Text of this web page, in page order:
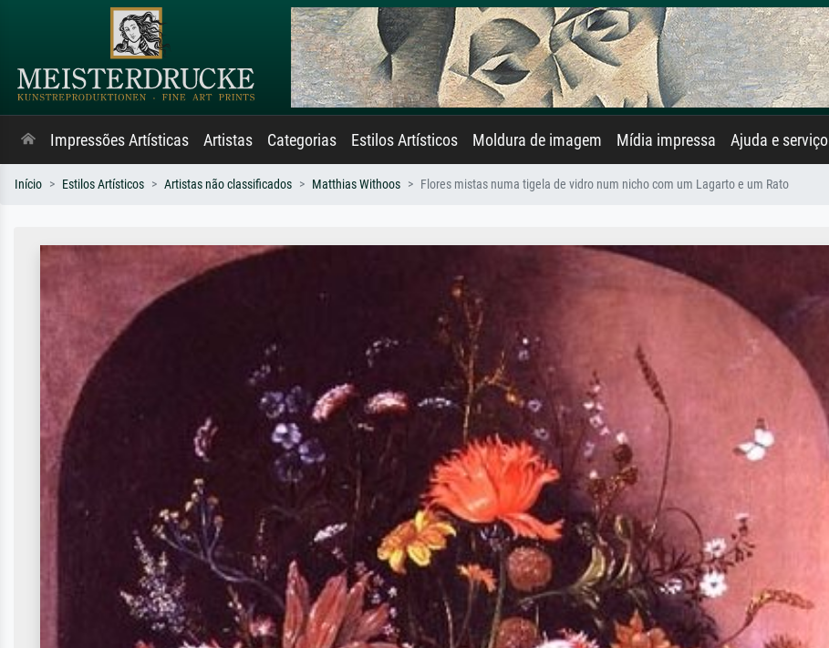
Impressões Artísticas Artistas Categorias Estilos Artísticos Moldura de imagem Mídia impressa Ajuda e serviço
Início Estilos Artísticos Artistas não classificados Matthias Withoos Flores mistas numa tigela de vidro num nicho com um Lagarto e um Rato